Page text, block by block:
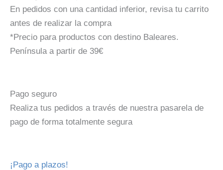
En pedidos con una cantidad inferior, revisa tu carrito
antes de realizar la compra
*Precio para productos con destino Baleares.
Península a partir de 39€
Pago seguro
Realiza tus pedidos a través de nuestra pasarela de
pago de forma totalmente segura
¡Pago a plazos!